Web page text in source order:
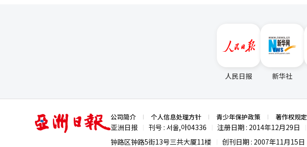
人民日报 新华社
亚
洲
日
公司简介 个人信息处理方针 青少年保护政策 著作权规定
亚洲日报 刊号 : 서울,아04336 注册日期 : 2014年12月29日
钟路区钟路5街13号三共大厦11楼
创刊日期 : 2007年11月15日